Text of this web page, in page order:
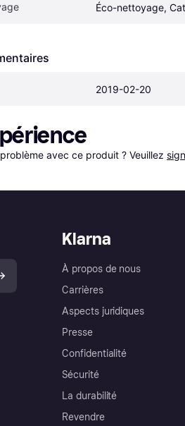
Éco-nettoyage,
2019-02-20
avec ce produit ? Veuillez
Klarna
À propos de nous
Carrières
Aspects juridiques
Presse
Confidentialité
Sécurité
La durabilité
Revendre